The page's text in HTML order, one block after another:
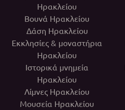
Ηρακλείου
Βουνά Ηρακλείου
Δάση Ηρακλείου
Εκκλησίες & μοναστήρια
Ηρακλείου
Ιστορικά μνημεία
Ηρακλείου
Λίμνες Ηρακλείου
Μουσεία Ηρακλείου